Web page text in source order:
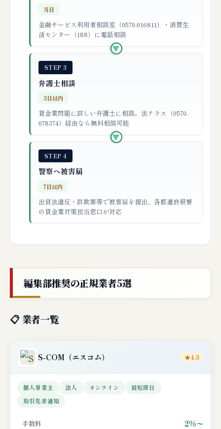
当日
金融サービス利用者相談室（0570-016811）・消費生
活センター（188）に電話相談
▶
STEP 3
弁護士相談
3日以内
貸金業問題に詳しい弁護士に相談。法テラス（0570-
078374）経由なら無料相談可能
▶
STEP 4
警察へ被害届
7日以内
出資法違反・詐欺罪等で被害届を提出、各都道府県警
の貸金業対策担当窓口が対応
編集部推奨の正規業者5選
📋 業者一覧
S-COM （エスコム） ★4.5
個人事業主 法人 オンライン
最短即日
取引先非通知
手数料 2%〜